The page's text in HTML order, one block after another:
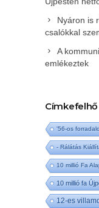
Nyáron is
csalókkal
A
emlékeztek
Címkefelhő
'56-os
- Rálátás
10 millió Fa
10 millió fa
12-es